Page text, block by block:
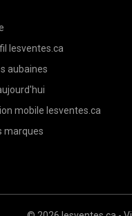
lesventes.ca
aubaines
mobile lesventes.ca
marques